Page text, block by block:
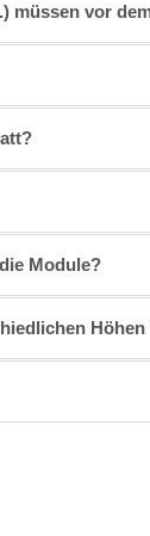
müssen vor
Module?